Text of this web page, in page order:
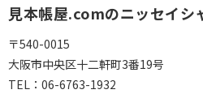
見本帳屋.comのニッセイシ
〒540-0015
大阪市中央区十二軒町3番19号
TEL： 06-6763-1932